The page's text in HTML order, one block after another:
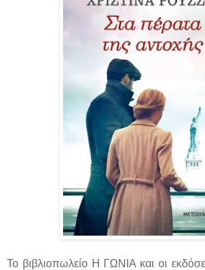
Το βιβλιοπωλείο Η ΓΩΝΙΑ και οι